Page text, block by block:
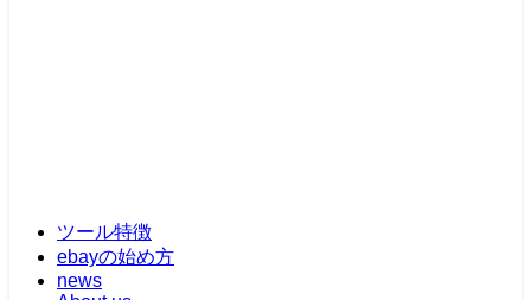
ツール特徴
ebayの始め方
news